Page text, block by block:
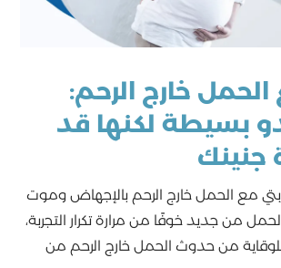
الحمل خارج الرحم:
بسيطة لكنها قد
جنينك
مع الحمل خارج الرحم بالإجهاض وموت
من جديد خوفًا من مرارة تكرار التجربة،
من حدوث الحمل خارج الرحم من